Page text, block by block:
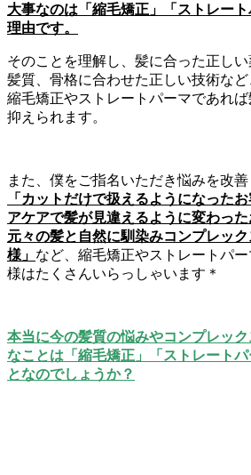
大事なのは「縮毛矯正」「ストレー
理由です。
そのことを理解し、髪に合った正し
髪質、骨格に合わせた正しい技術な
縮毛矯正やストレートパーマであれ
抑えられます。
また、僕をご指名いただき悩みを改
「カットだけで扱えるようになったお
アケアで髪が見違えるように変わった
元々の髪と自然に馴染みコンプレッ
様」 など、縮毛矯正やストレートパ
様はたくさんいらっしゃいます＊
本当に今の髪質の悩みやコンプレッ
なことは「縮毛矯正」「ストレート
となのでしょうか？